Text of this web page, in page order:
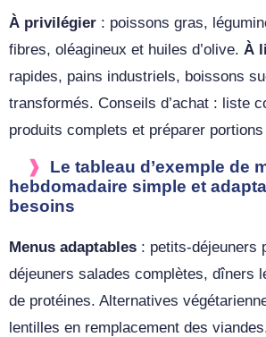
À privilégier : poissons gras,
fibres, oléagineux et huiles d’olive. À
rapides, pains industriels, boissons
transformés. Conseils d’achat : liste
produits complets et préparer portions
Le tableau d’exemple de
hebdomadaire simple et
besoins
Menus adaptables : petits-déjeuners
déjeuners salades complètes, dîners
de protéines. Alternatives
lentilles en remplacement des